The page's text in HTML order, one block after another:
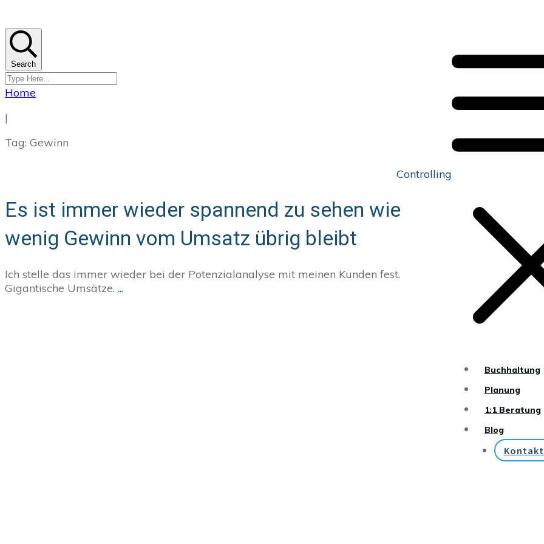
Buchhaltung
Planung
1:1 Beratung
Blog
Search
Home
|
Tag: Gewinn
Controlling
Es ist immer wieder spannend zu sehen wie
wenig Gewinn vom Umsatz übrig bleibt
Ich stelle das immer wieder bei der Potenzialanalyse mit meinen Kunden fest.
Gigantische Umsätze. ...